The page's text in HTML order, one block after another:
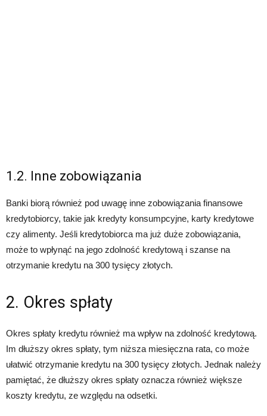
1.2. Inne zobowiązania
Banki biorą również pod uwagę inne zobowiązania finansowe
kredytobiorcy, takie jak kredyty konsumpcyjne, karty kredytowe
czy alimenty. Jeśli kredytobiorca ma już duże zobowiązania,
może to wpłynąć na jego zdolność kredytową i szanse na
otrzymanie kredytu na 300 tysięcy złotych.
2. Okres spłaty
Okres spłaty kredytu również ma wpływ na zdolność kredytową.
Im dłuższy okres spłaty, tym niższa miesięczna rata, co może
ułatwić otrzymanie kredytu na 300 tysięcy złotych. Jednak należy
pamiętać, że dłuższy okres spłaty oznacza również większe
koszty kredytu, ze względu na odsetki.